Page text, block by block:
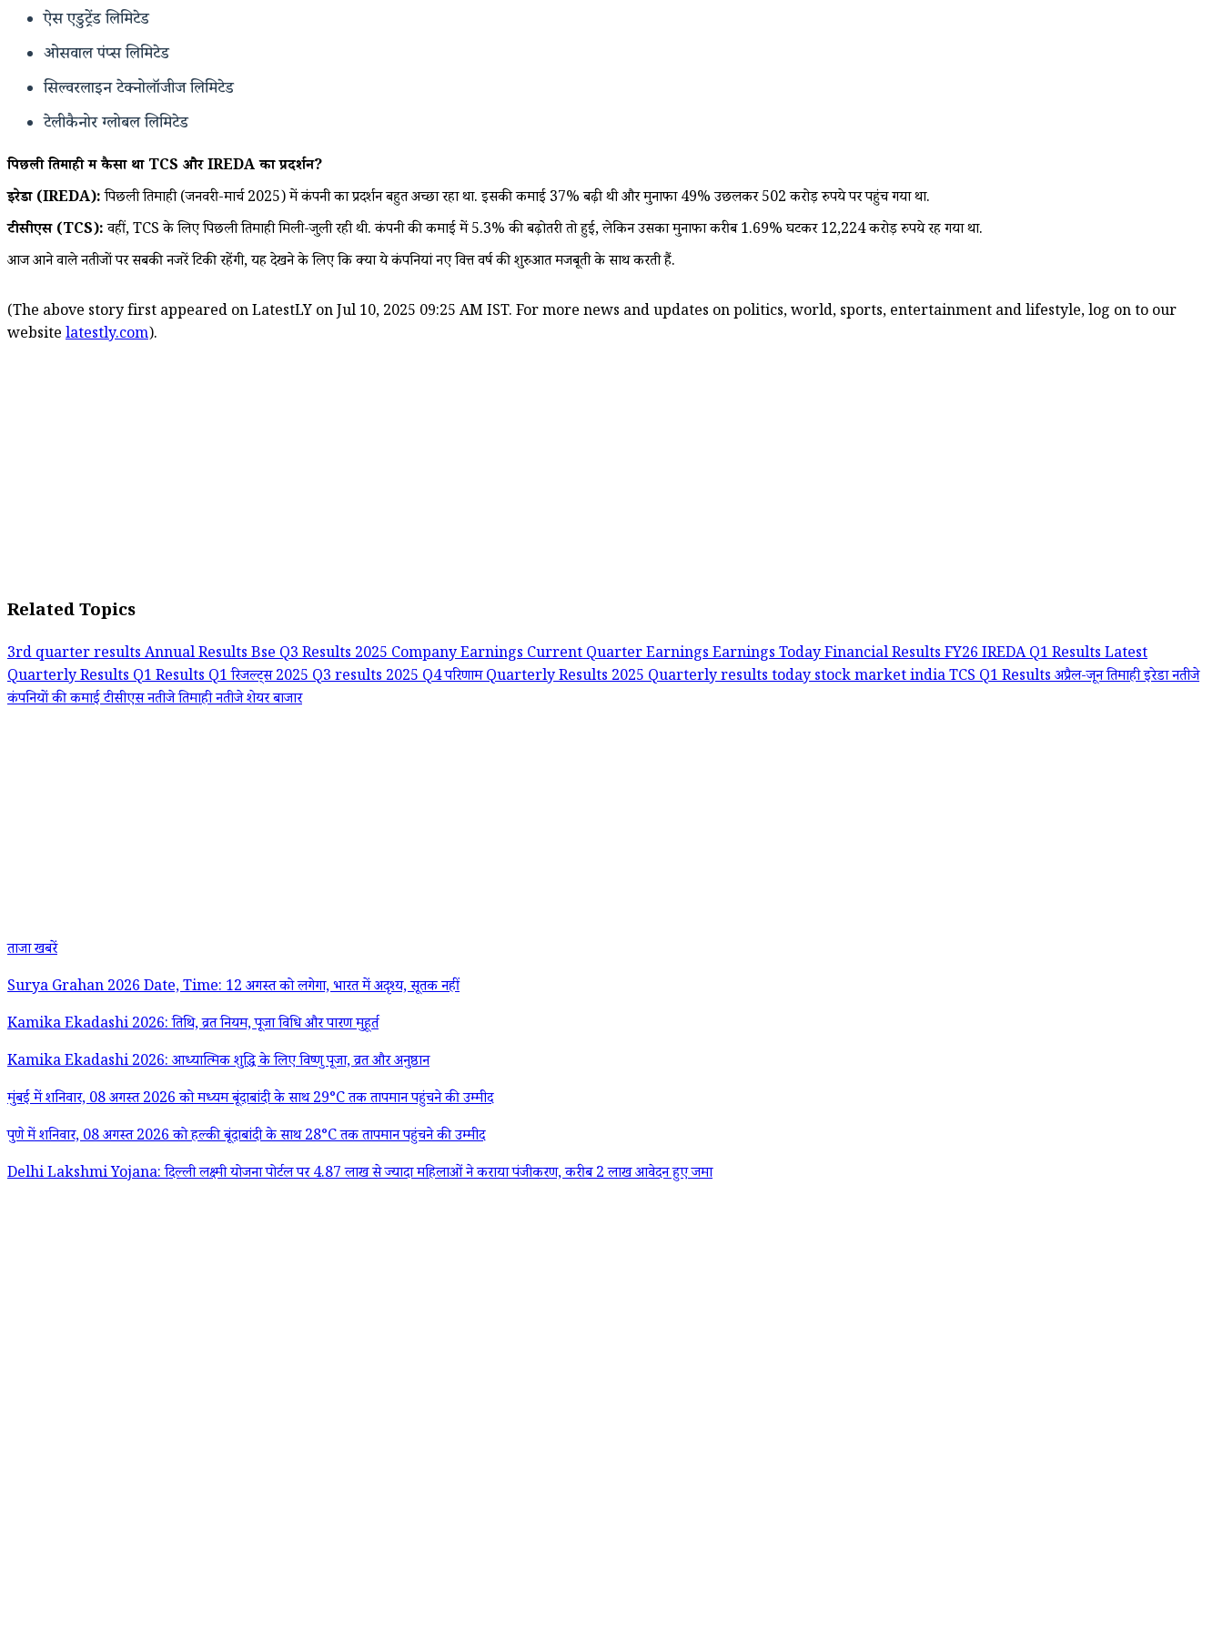
ऐस एडुट्रेंड लिमिटेड
ओसवाल पंप्स लिमिटेड
सिल्वरलाइन टेक्नोलॉजीज लिमिटेड
टेलीकैनोर ग्लोबल लिमिटेड
पिछली तिमाही में कैसा था TCS और IREDA का प्रदर्शन?
इरेडा (IREDA):पिछली तिमाही (जनवरी-मार्च 2025) में कंपनी का प्रदर्शन बहुत अच्छा रहा था. इसकी कमाई 37% बढ़ी थी और मुनाफा 49% उछलकर 502 करोड़ रुपये पर पहुंच गया था.
टीसीएस (TCS):वहीं, TCS के लिए पिछली तिमाही मिली-जुली रही थी. कंपनी की कमाई में 5.3% की बढ़ोतरी तो हुई, लेकिन उसका मुनाफा करीब 1.69% घटकर 12,224 करोड़ रुपये रह गया था.
आज आने वाले नतीजों पर सबकी नजरें टिकी रहेंगी, यह देखने के लिए कि क्या ये कंपनियां नए वित्त वर्ष की शुरुआत मजबूती के साथ करती हैं.
(The above story first appeared on LatestLY on Jul 10, 2025 09:25 AM IST. For more news and updates on politics, world, sports, entertainment and lifestyle, log on to our
website latestly.com).
Related Topics
3rd quarter resultsAnnual ResultsBse Q3 Results 2025Company EarningsCurrent Quarter EarningsEarnings TodayFinancial Results FY26IREDA Q1 ResultsLatest
Quarterly ResultsQ1 ResultsQ1 रिजल्ट्स 2025Q3 results 2025Q4 परिणामQuarterly Results 2025Quarterly results todaystock market indiaTCS Q1 Resultsअप्रैल-जून तिमाहीइरेडा नतीजे
कंपनियों की कमाईटीसीएस नतीजेतिमाही नतीजेशेयर बाजार
ताजा खबरें
Surya Grahan 2026 Date, Time: 12 अगस्त को लगेगा, भारत में अदृश्य, सूतक नहीं
Kamika Ekadashi 2026: तिथि, व्रत नियम, पूजा विधि और पारण मुहूर्त
Kamika Ekadashi 2026: आध्यात्मिक शुद्धि के लिए विष्णु पूजा, व्रत और अनुष्ठान
मुंबई में शनिवार, 08 अगस्त 2026 को मध्यम बूंदाबांदी के साथ 29°C तक तापमान पहुंचने की उम्मीद
पुणे में शनिवार, 08 अगस्त 2026 को हल्की बूंदाबांदी के साथ 28°C तक तापमान पहुंचने की उम्मीद
Delhi Lakshmi Yojana: दिल्ली लक्ष्मी योजना पोर्टल पर 4.87 लाख से ज्यादा महिलाओं ने कराया पंजीकरण, करीब 2 लाख आवेदन हुए जमा